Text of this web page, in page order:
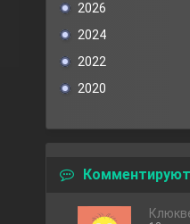
2026
2024
2022
2020
Комментируют